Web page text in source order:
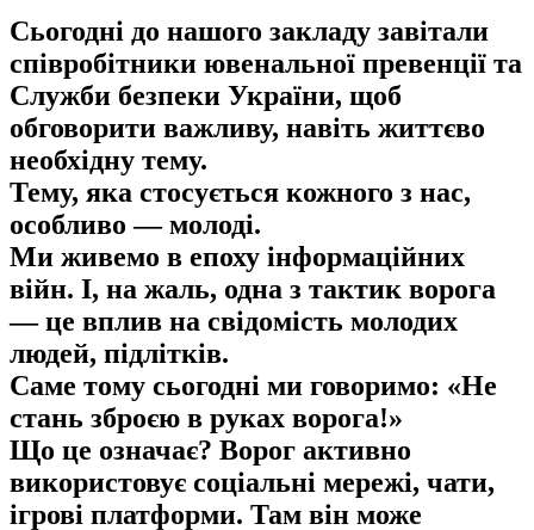
Сьогодні до нашого закладу завітали
співробітники ювенальної превенції та
Служби безпеки України, щоб
обговорити важливу, навіть життєво
необхідну тему.
Тему, яка стосується кожного з нас,
особливо — молоді.
Ми живемо в епоху інформаційних
війн. І, на жаль, одна з тактик ворога
— це вплив на свідомість молодих
людей, підлітків.
Саме тому сьогодні ми говоримо: «Не
стань зброєю в руках ворога!»
Що це означає? Ворог активно
використовує соціальні мережі, чати,
ігрові платформи. Там він може